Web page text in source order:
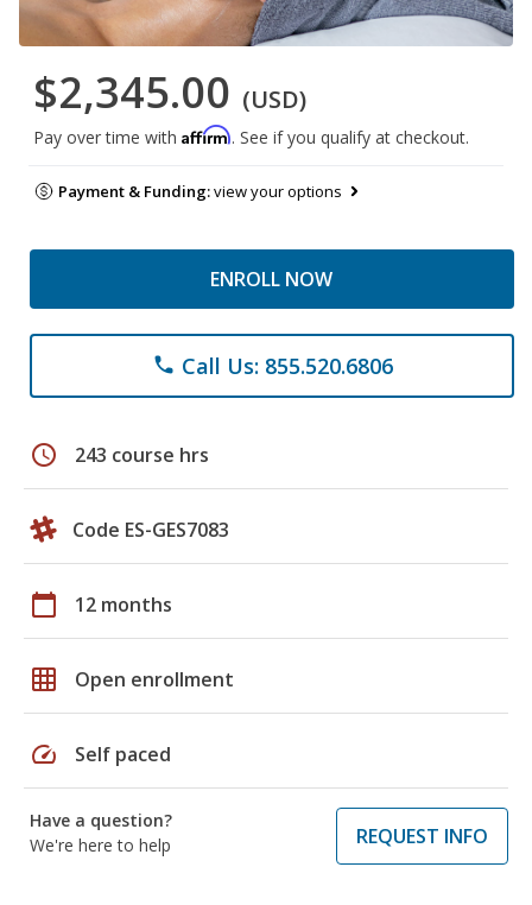
$2,345.00 (USD)
Pay over time with Affirm. See if you qualify at checkout.
Payment & Funding:view your options
ENROLL NOW
phone Call Us: 855.520.6806
schedule 243 course hrs
Code ES-GES7083
calendar_today 12 months
grid_on Open enrollment
speed Self paced
Have a question?
We're here to help
REQUEST INFO